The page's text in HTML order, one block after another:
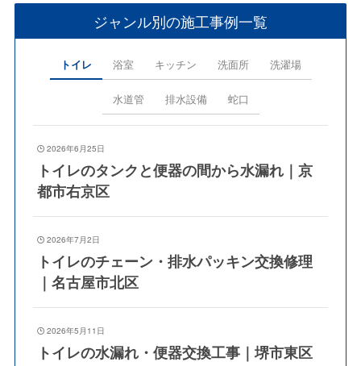
ジャンル別の施工事例一覧
トイレ 浴室 キッチン 洗面所 洗濯場
水道管 排水設備 蛇口
2026年6月25日
トイレのタンクと便器の間から水漏れ｜京
都市右京区
2026年7月2日
トイレのチェーン・排水パッキン交換修理
｜名古屋市北区
2026年5月11日
トイレの水漏れ・便器交換工事｜堺市東区